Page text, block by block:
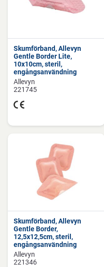
Skumförband, Allevyn
Gentle Border Lite,
10x10cm, steril,
engångsanvändning
Allevyn
221745
Skumförband, Allevyn
Gentle Border,
12,5x12,5cm, steril,
engångsanvändning
Allevyn
221346